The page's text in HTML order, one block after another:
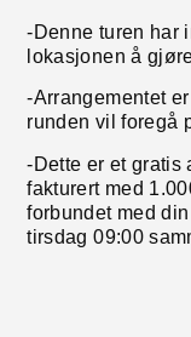
-Denne turen har
lokasjonen å
-Arrangementet
runden vil foregå
-Dette er et gratis
fakturert med
forbundet med
tirsdag 09:00